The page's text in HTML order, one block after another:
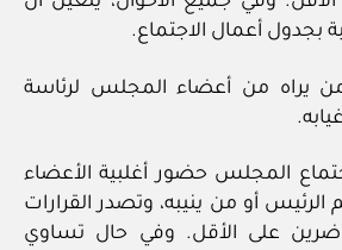
بجدول أعمال الاجتماع.
يراه من أعضاء المجلس لرئاسة
المجلس حضور أغلبية الأعضاء
أو من ينيبه، وتصدر القرارات
على الأقل. وفي حال تساوي